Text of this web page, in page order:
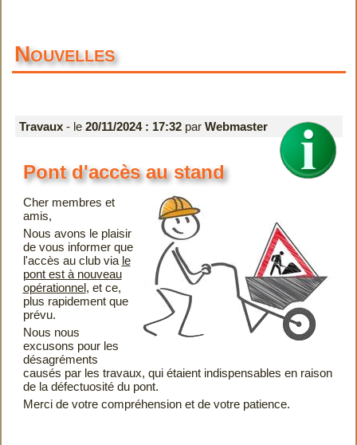
Nouvelles
Travaux - le 20/11/2024 : 17:32par Webmaster
Pont d'accès au stand
Cher membres et
amis,
Nous avons le plaisir
de vous informer que
l'accès au club via le
pont est à nouveau
opérationnel, et ce,
plus rapidement que
prévu.
Nous nous
excusons pour les
désagréments
causés par les travaux, qui étaient indispensables en raison
de la défectuosité du pont.
Merci de votre compréhension et de votre patience.